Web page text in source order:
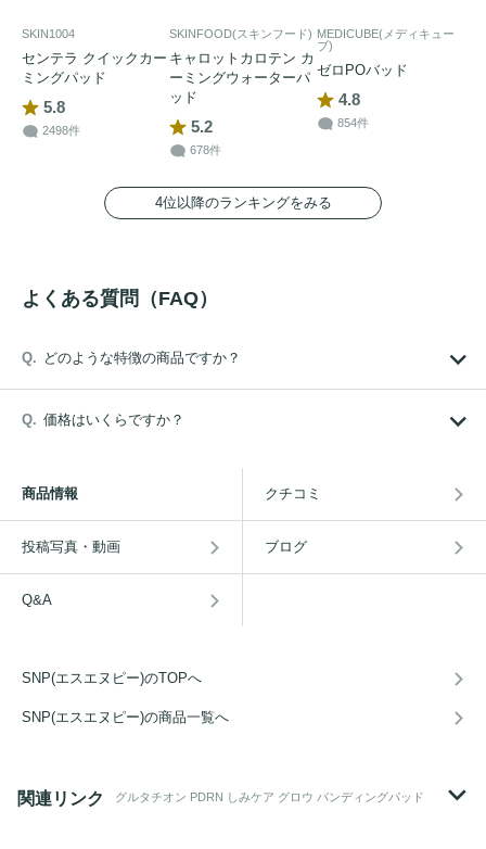
SKIN1004
センテラ クイックカー
ミングパッド
5.8
2498件
SKINFOOD(スキンフード)
キャロットカロテン カ
ーミングウォーターパ
ッド
5.2
678件
MEDICUBE(メディキュー
ブ)
ゼロPOバッド
4.8
854件
4位以降のランキングをみる
よくある質問（FAQ）
どのような特徴の商品ですか？
価格はいくらですか？
商品情報 クチコミ
投稿写真・動画 ブログ
Q&A
SNP(エスエヌピー)のTOPへ
SNP(エスエヌピー)の商品一覧へ
関連リンク グルタチオン PDRN しみケア グロウ バンディングパッド